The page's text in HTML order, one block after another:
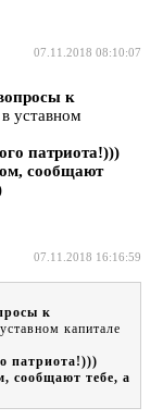
07.11.2018 08:10:07
к
уставном
патриота!)))
сообщают
07.11.2018 16:16:59
к
капитале
патриота!)))
сообщают тебе, а